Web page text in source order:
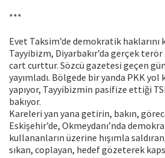
***
Evet Taksim’de demokratik
Tayyibizm, Diyarbakır’da gerçek terör
cart curttur. Sözcü gazetesi geçen
yayımladı. Bölgede bir yanda PKK
yapıyor, Tayyibizmin pasifize ettiği
bakıyor.
Kareleri yan yana getirin, bakın,
Eskişehir’de, Okmeydanı’nda
kullananların üzerine hışımla
sıkan, coplayan, hedef gözeterek